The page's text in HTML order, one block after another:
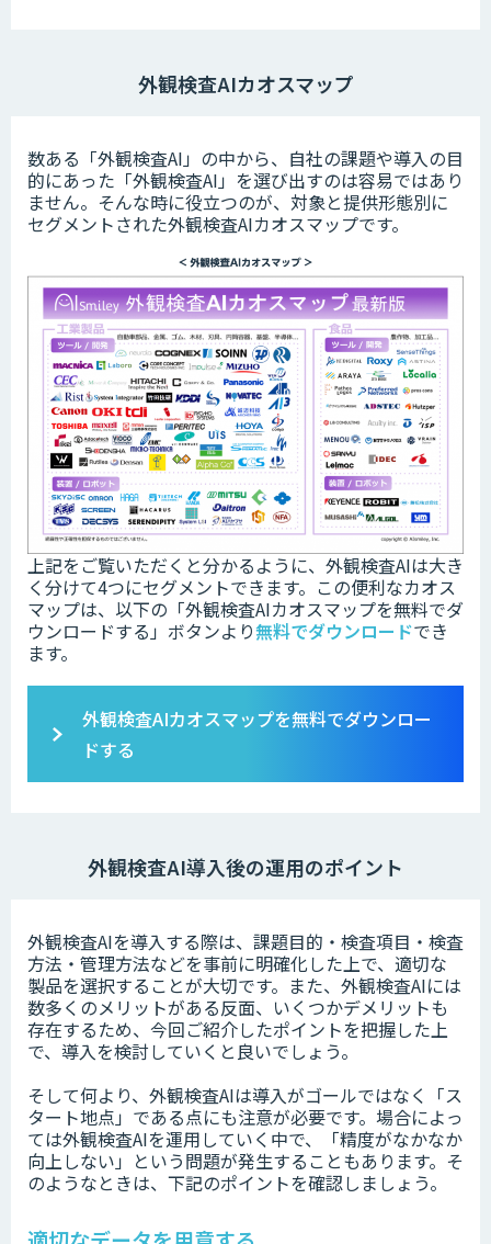
外観検査AIカオスマップ
数ある「外観検査AI」の中から、自社の課題や導入の目
的にあった「外観検査AI」を選び出すのは容易ではあり
ません。そんな時に役立つのが、対象と提供形態別に
セグメントされた外観検査AIカオスマップです。
上記をご覧いただくと分かるように、外観検査AIは大き
く分けて4つにセグメントできます。この便利なカオス
マップは、以下の「外観検査AIカオスマップを無料でダ
ウンロードする」ボタンより無料でダウンロードでき
ます。
外観検査AIカオスマップを無料でダウンロー
ドする
外観検査AI導入後の運用のポイント
外観検査AIを導入する際は、課題目的・検査項目・検査
方法・管理方法などを事前に明確化した上で、適切な
製品を選択することが大切です。また、外観検査AIには
数多くのメリットがある反面、いくつかデメリットも
存在するため、今回ご紹介したポイントを把握した上
で、導入を検討していくと良いでしょう。
そして何より、外観検査AIは導入がゴールではなく「ス
タート地点」である点にも注意が必要です。場合によっ
ては外観検査AIを運用していく中で、「精度がなかなか
向上しない」という問題が発生することもあります。そ
のようなときは、下記のポイントを確認しましょう。